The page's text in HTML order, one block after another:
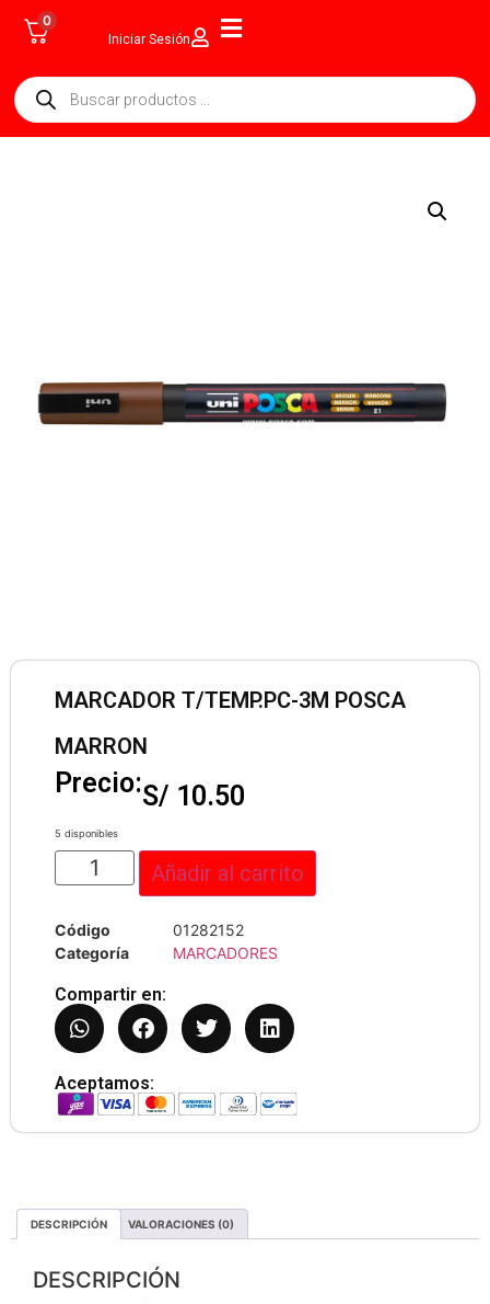
0
Iniciar Sesión
MARCADOR T/TEMP.PC-3M POSCA
MARRON
Precio:S/ 10.50
5 disponibles
Añadir al carrito
Código
01282152
Categoría
MARCADORES
Compartir en:
Aceptamos:
DESCRIPCIÓN VALORACIONES (0)
DESCRIPCIÓN